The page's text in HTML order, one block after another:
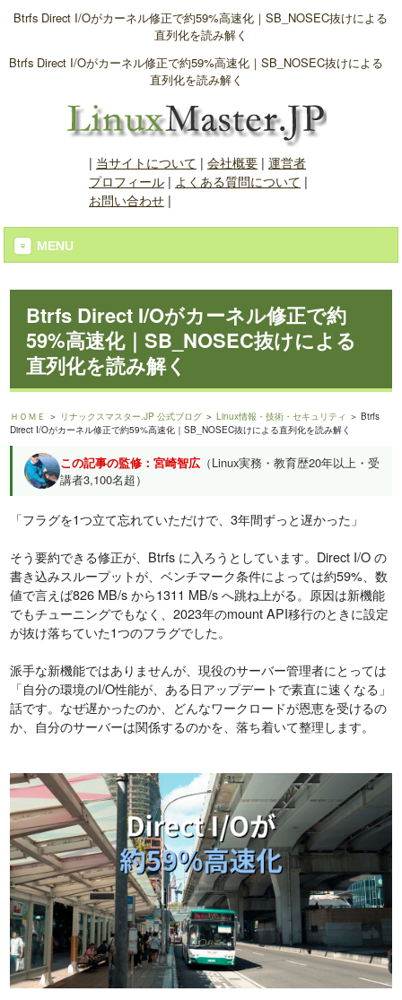
Btrfs Direct I/Oがカーネル修正で約59%高速化｜SB_NOSEC抜けによる
直列化を読み解く
Btrfs Direct I/Oがカーネル修正で約59%高速化｜SB_NOSEC抜けによる
直列化を読み解く
| 当サイトについて | 会社概要| 運営者
プロフィール| よくある質問について |
お問い合わせ|
MENU
Btrfs Direct I/Oがカーネル修正で約
59%高速化｜SB_NOSEC抜けによる
直列化を読み解く
ＨＯＭＥ ＞ リナックスマスター.JP 公式ブログ ＞Linux情報・技術・セキュリティ ＞ Btrfs
Direct I/Oがカーネル修正で約59%高速化｜SB_NOSEC抜けによる直列化を読み解く
この記事の監修：宮崎智広 （Linux実務・教育歴20年以上・受
講者3,100名超）
「フラグを1つ立て忘れていただけで、3年間ずっと遅かった」
そう要約できる修正が、Btrfs に入ろうとしています。Direct I/O の
書き込みスループットが、ベンチマーク条件によっては約59%、数
値で言えば826 MB/s から1311 MB/s へ跳ね上がる。原因は新機能
でもチューニングでもなく、2023年のmount API移行のときに設定
が抜け落ちていた1つのフラグでした。
派手な新機能ではありませんが、現役のサーバー管理者にとっては
「自分の環境のI/O性能が、ある日アップデートで素直に速くなる」
話です。なぜ遅かったのか、どんなワークロードが恩恵を受けるの
か、自分のサーバーは関係するのかを、落ち着いて整理します。